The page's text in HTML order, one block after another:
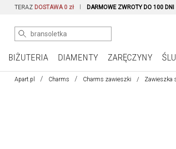
TERAZ DOSTAWA 0 zł DARMOWE ZWROTY DO 100 DNI
BIŻUTERIA DIAMENTY ZARĘCZYNY
Apart.pl Charms Charms zawieszki Zawieszka